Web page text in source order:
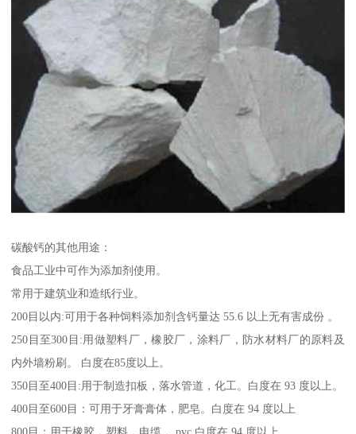
碳酸钙的其他用途：
食品工业中可作为添加剂使用。
常用于建筑业和造纸行业。
200目以内:可用于各种饲料添加剂含钙量达 55.6 以上无有害成份 。
250目至300目:用做塑料厂，橡胶厂，涂料厂，防水材料厂的原料及
内外墙粉刷。 白度在85度以上。
350目至400目:用于制造扣板，落水管道，化工。白度在 93 度以上。
400目至600目：可用于牙膏膏体，肥皂。白度在 94 度以上
800目：用于橡胶，塑料，电缆， pvc 白度在 94 度以上